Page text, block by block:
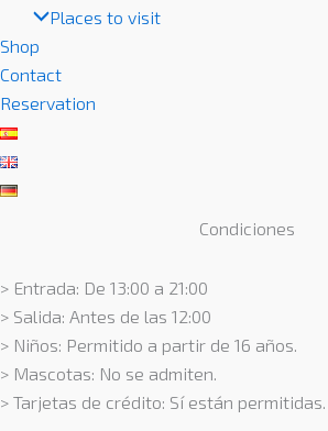
Places to visit
Shop
Contact
Reservation
Condiciones
> Entrada: De 13:00 a 21:00
> Salida: Antes de las 12:00
> Niños: Permitido a partir de 16 años.
> Mascotas: No se admiten.
> Tarjetas de crédito: Sí están permitidas.